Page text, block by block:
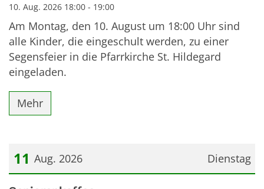
10. Aug. 2026 18:00 - 19:00
Am Montag, den 10. August um 18:00 Uhr sind
alle Kinder, die eingeschult werden, zu einer
Segensfeier in die Pfarrkirche St. Hildegard
eingeladen.
Mehr
Dienstag
11 Aug. 2026
Datum: 11. August 2026